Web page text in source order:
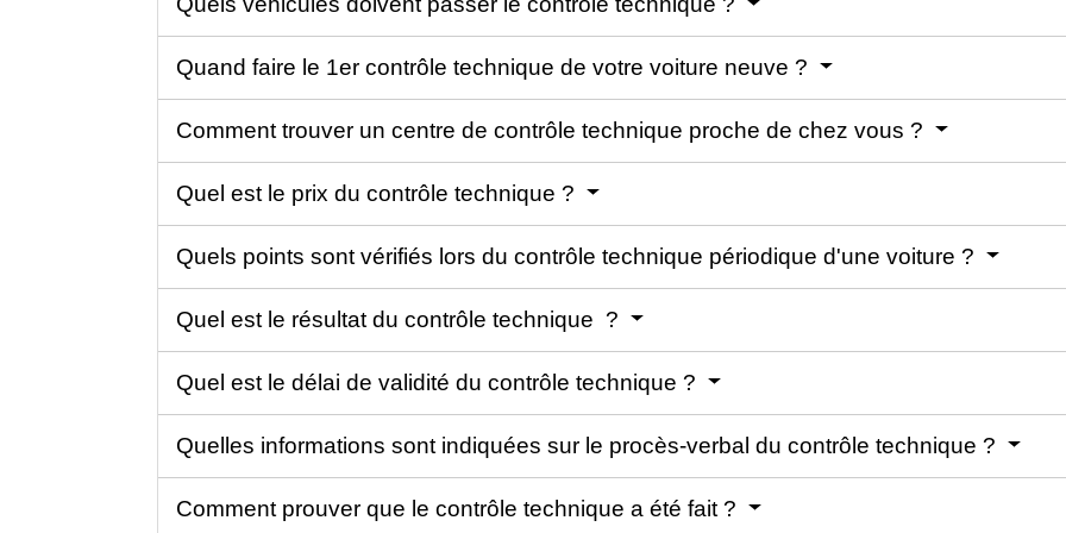
Quand faire le 1er contrôle technique de votre voiture neuve ?
Comment trouver un centre de contrôle technique proche de chez vous ?
Quel est le prix du contrôle technique ?
Quels points sont vérifiés lors du contrôle technique périodique d'une voiture ?
Quel est le résultat du contrôle technique ?
Quel est le délai de validité du contrôle technique ?
Quelles informations sont indiquées sur le procès-verbal du contrôle technique ?
Comment prouver que le contrôle technique a été fait ?